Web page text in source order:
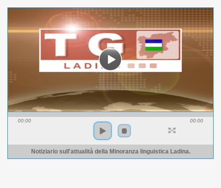
00:00 00:00
Notiziario sull'attualità della Minoranza linguistica Ladina.